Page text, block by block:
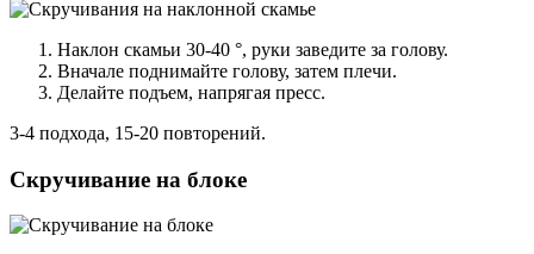
Наклон скамьи 30-40 °, руки заведите за голову.
Вначале поднимайте голову, затем плечи.
Делайте подъем, напрягая пресс.
3-4 подхода, 15-20 повторений.
Скручивание на блоке